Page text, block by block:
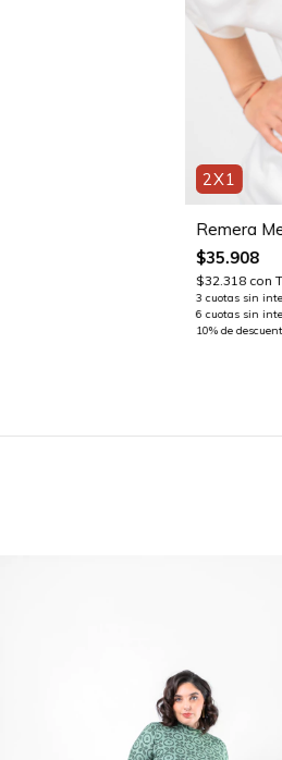
2X1
Remera
$35.908
$32.318 con